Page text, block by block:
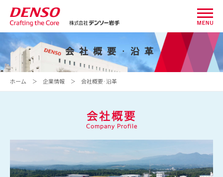
HOME
企業情報
半導体ウエハ 半導体センサ
会社概要･沿革
ホーム ＞ 企業情報 ＞ 会社概要･沿革
会社概要
Company Profile